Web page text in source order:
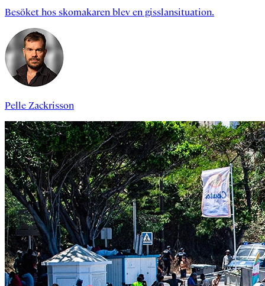
Besöket hos skomakaren blev en gisslansituation.
Pelle Zackrisson